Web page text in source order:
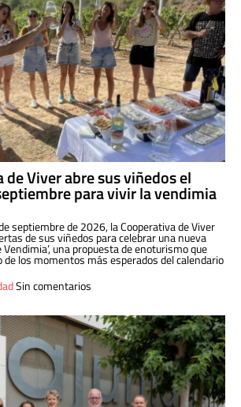
de Viver abre sus viñedos el
para vivir la vendimia
septiembre de 2026, la Cooperativa de Viver
de sus viñedos para celebrar una nueva
Vendimia’, una propuesta de enoturismo que
de los momentos más esperados del calendario
Sin comentarios